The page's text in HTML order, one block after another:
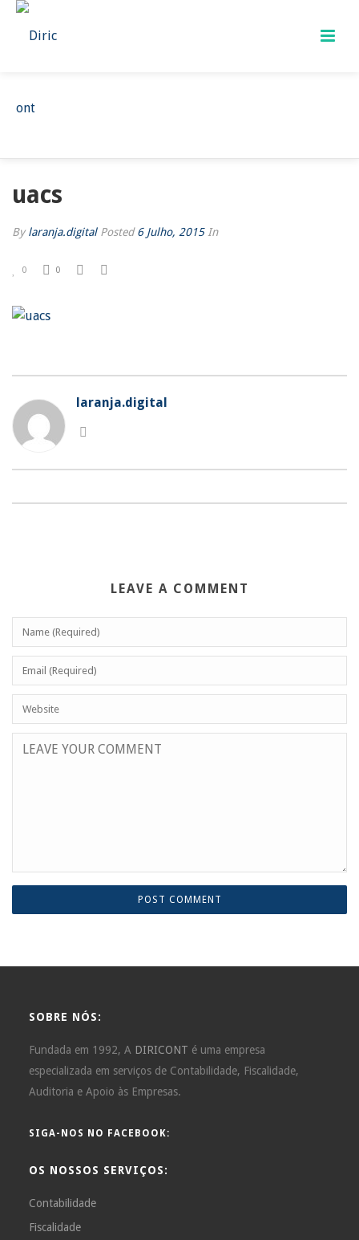
UACS
uacs
Bylaranja.digital Posted6 Julho, 2015 In
0 0
laranja.digital
LEAVE A COMMENT
SOBRE NÓS:
Fundada em 1992, A DIRICONT é uma empresa
especializada em serviços de Contabilidade, Fiscalidade,
Auditoria e Apoio às Empresas.
SIGA-NOS NO FACEBOOK:
OS NOSSOS SERVIÇOS:
Contabilidade
Fiscalidade